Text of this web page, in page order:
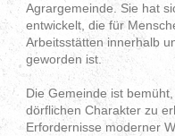
Agrargemeinde. Sie hat
entwickelt, die für
Arbeitsstätten innerhalb
geworden ist.
Die Gemeinde ist
dörflichen Charakter zu
Erfordernisse moderner